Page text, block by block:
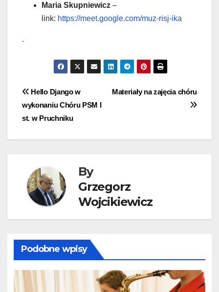
Maria Skupniewicz –
link: https://meet.google.com/muz-risj-ika
Nawigacja
wpisu
Materiały na zajęcia chóru
Hello Django w
wykonaniu Chóru PSM I
st. w Pruchniku
By
Grzegorz
Wojcikiewicz
Podobne wpisy